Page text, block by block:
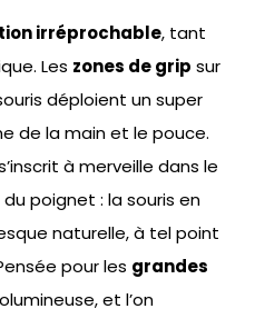
irréprochable, tant
Les zones de grip sur
déploient un super
de la main et le pouce.
à merveille dans le
poignet : la souris en
naturelle, à tel point
pour les grandes
et l’on